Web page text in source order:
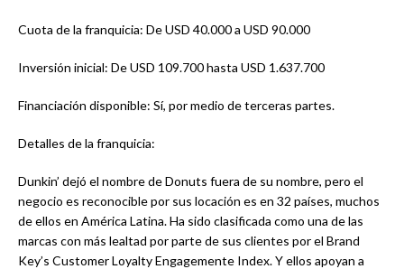
Cuota de la franquicia: De USD 40.000 a USD 90.000
Inversión inicial: De USD 109.700 hasta USD 1.637.700
Financiación disponible: Sí, por medio de terceras partes.
Detalles de la franquicia:
Dunkin’ dejó el nombre de Donuts fuera de su nombre, pero el
negocio es reconocible por sus locación es en 32 países, muchos
de ellos en América Latina. Ha sido clasificada como una de las
marcas con más lealtad por parte de sus clientes por el Brand
Key’s Customer Loyalty Engagemente Index. Y ellos apoyan a